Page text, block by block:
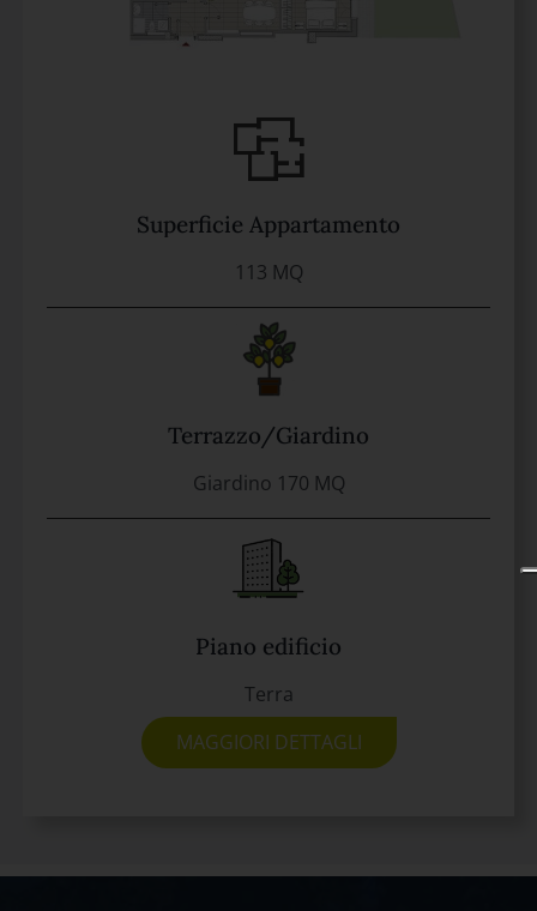
Superficie Appartamento
113 MQ
Terrazzo/Giardino
Giardino 170 MQ
Piano edificio
Terra
MAGGIORI DETTAGLI